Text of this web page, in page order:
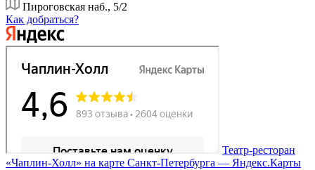
Пироговская наб., 5/2
Как добраться?
Театр-ресторан
«Чаплин-Холл» на карте Санкт‑Петербурга — Яндекс.Карты